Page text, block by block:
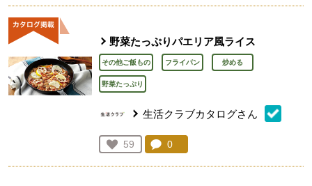
野菜たっぷりパエリア風ライス
その他ご飯もの フライパン 炒める
野菜たっぷり
生活クラブカタログさん
お気に入り登録：
59
人が登録
コメント：
0